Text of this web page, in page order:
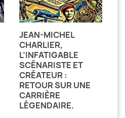
JEAN-MICHEL
CHARLIER,
L’INFATIGABLE
SCÉNARISTE ET
CRÉATEUR :
RETOUR SUR UNE
CARRIÈRE
LÉGENDAIRE.